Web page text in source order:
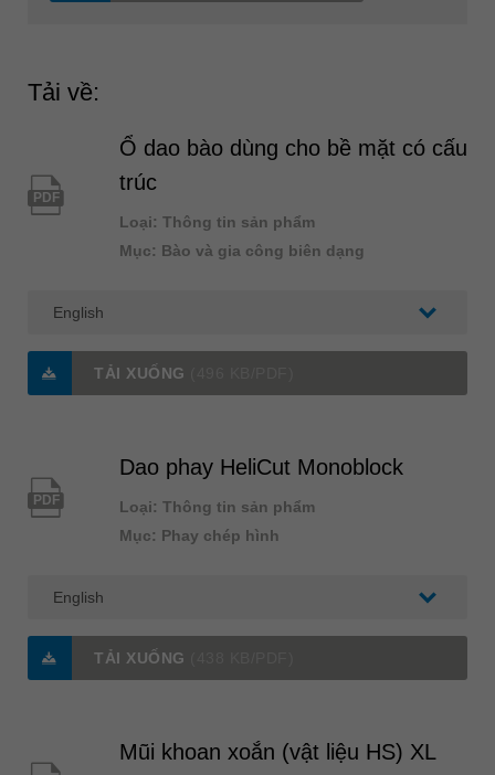
Tải về:
PDF
Ổ dao bào dùng cho bề mặt có cấu
trúc
Loại: Thông tin sản phẩm
Mục: Bào và gia công biên dạng
TẢI XUỐNG
PDF
Dao phay HeliCut Monoblock
Loại: Thông tin sản phẩm
Mục: Phay chép hình
TẢI XUỐNG
Mũi khoan xoắn (vật liệu HS) XL